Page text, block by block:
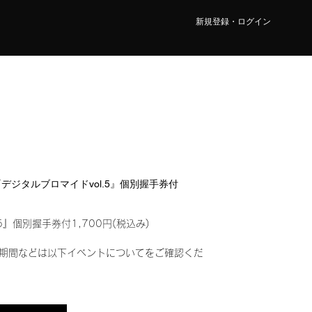
新規登録・ログイン
ジタルブロマイドvol.5』個別握手券付
』個別握手券付1,700円(税込み)
間などは以下イベントについてをご確認くだ